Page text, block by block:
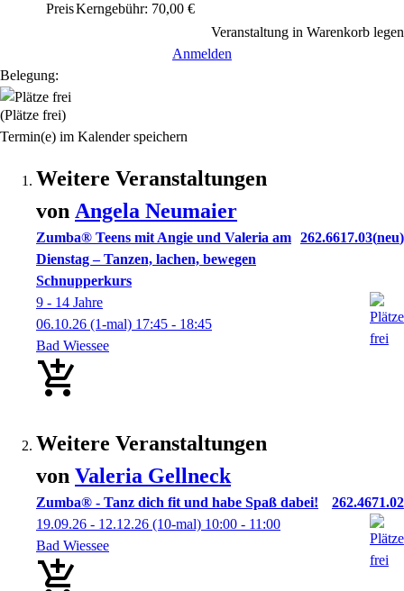
PreisKerngebühr: 70,00 €
Veranstaltung in Warenkorb legen
Anmelden
Belegung:
(Plätze frei)
Termin(e) im Kalender speichern
Weitere Veranstaltungen
von Angela Neumaier
Zumba® Teens mit Angie und Valeria am
Dienstag – Tanzen, lachen, bewegen
Schnupperkurs
262.6617.03 neu
9 - 14 Jahre
06.10.26 (1-mal) 17:45 - 18:45
Bad Wiessee
Weitere Veranstaltungen
von Valeria Gellneck
Zumba® - Tanz dich fit und habe Spaß dabei!
262.4671.02
19.09.26 - 12.12.26 (10-mal) 10:00 - 11:00
Bad Wiessee